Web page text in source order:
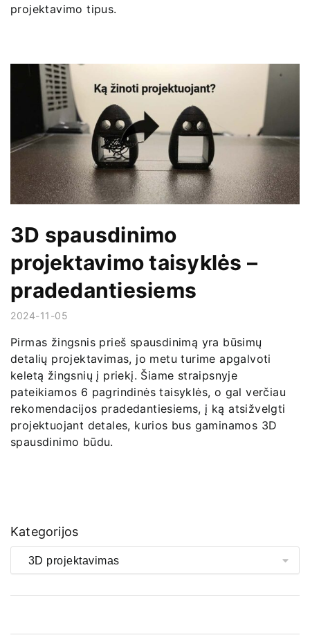
projektavimo tipus.
3D spausdinimo
projektavimo taisyklės –
pradedantiesiems
2024-11-05
Pirmas žingsnis prieš spausdinimą yra būsimų
detalių projektavimas, jo metu turime apgalvoti
keletą žingsnių į priekį. Šiame straipsnyje
pateikiamos 6 pagrindinės taisyklės, o gal verčiau
rekomendacijos pradedantiesiems, į ką atsižvelgti
projektuojant detales, kurios bus gaminamos 3D
spausdinimo būdu.
Kategorijos